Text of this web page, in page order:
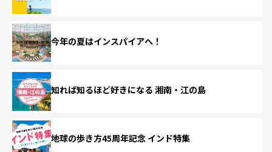
今年の夏はインスパイアへ！
知れば知るほど好きになる 湘南・江の島
地球の歩き方45周年記念 インド特集